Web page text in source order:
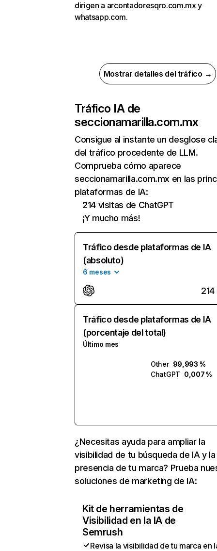
dirigen a arcontadoresqro.com.mx y
whatsapp.com.
Mostrar detalles del tráfico →
Tráfico IA de
seccionamarilla.com.mx
Consigue al instante un desglose
del tráfico procedente de LLM.
Comprueba cómo aparece
seccionamarilla.com.mx en las
plataformas de IA:
214 visitas de ChatGPT
¡Y mucho más!
Tráfico desde plataformas de IA
(absoluto)
6 meses
214
Tráfico desde plataformas de IA
(porcentaje del total)
Último mes
Other 99,993 %
ChatGPT 0,007 %
¿Necesitas ayuda para ampliar la
visibilidad de tu búsqueda de IA y la
presencia de tu marca? Prueba
soluciones de marketing de IA:
Kit de herramientas de
Visibilidad en la IA de
Semrush
Revisa la visibilidad de tu marca en